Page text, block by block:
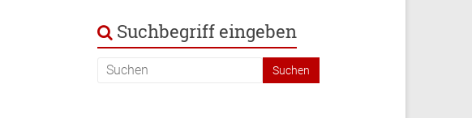
Suchbegriff eingeben